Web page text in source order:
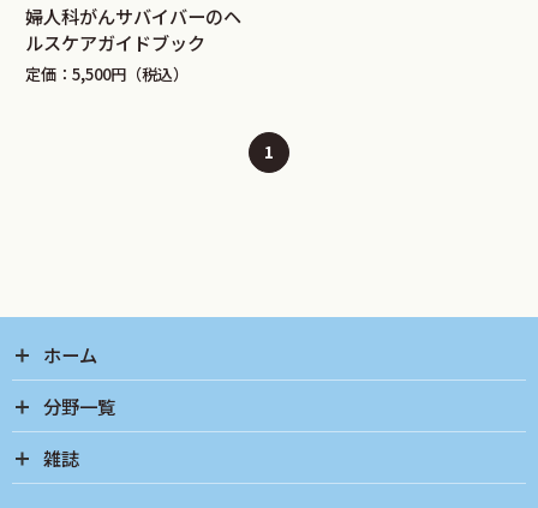
婦人科がんサバイバーのヘ
ルスケアガイドブック
定価：5,500円（税込）
1
ホーム
分野一覧
雑誌